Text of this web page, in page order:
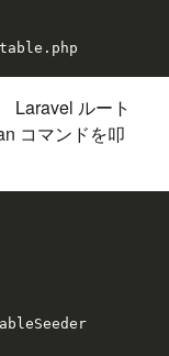
Laravel ルート
コマンドを叩